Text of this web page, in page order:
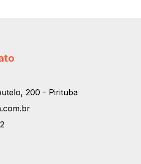
200 - Pirituba